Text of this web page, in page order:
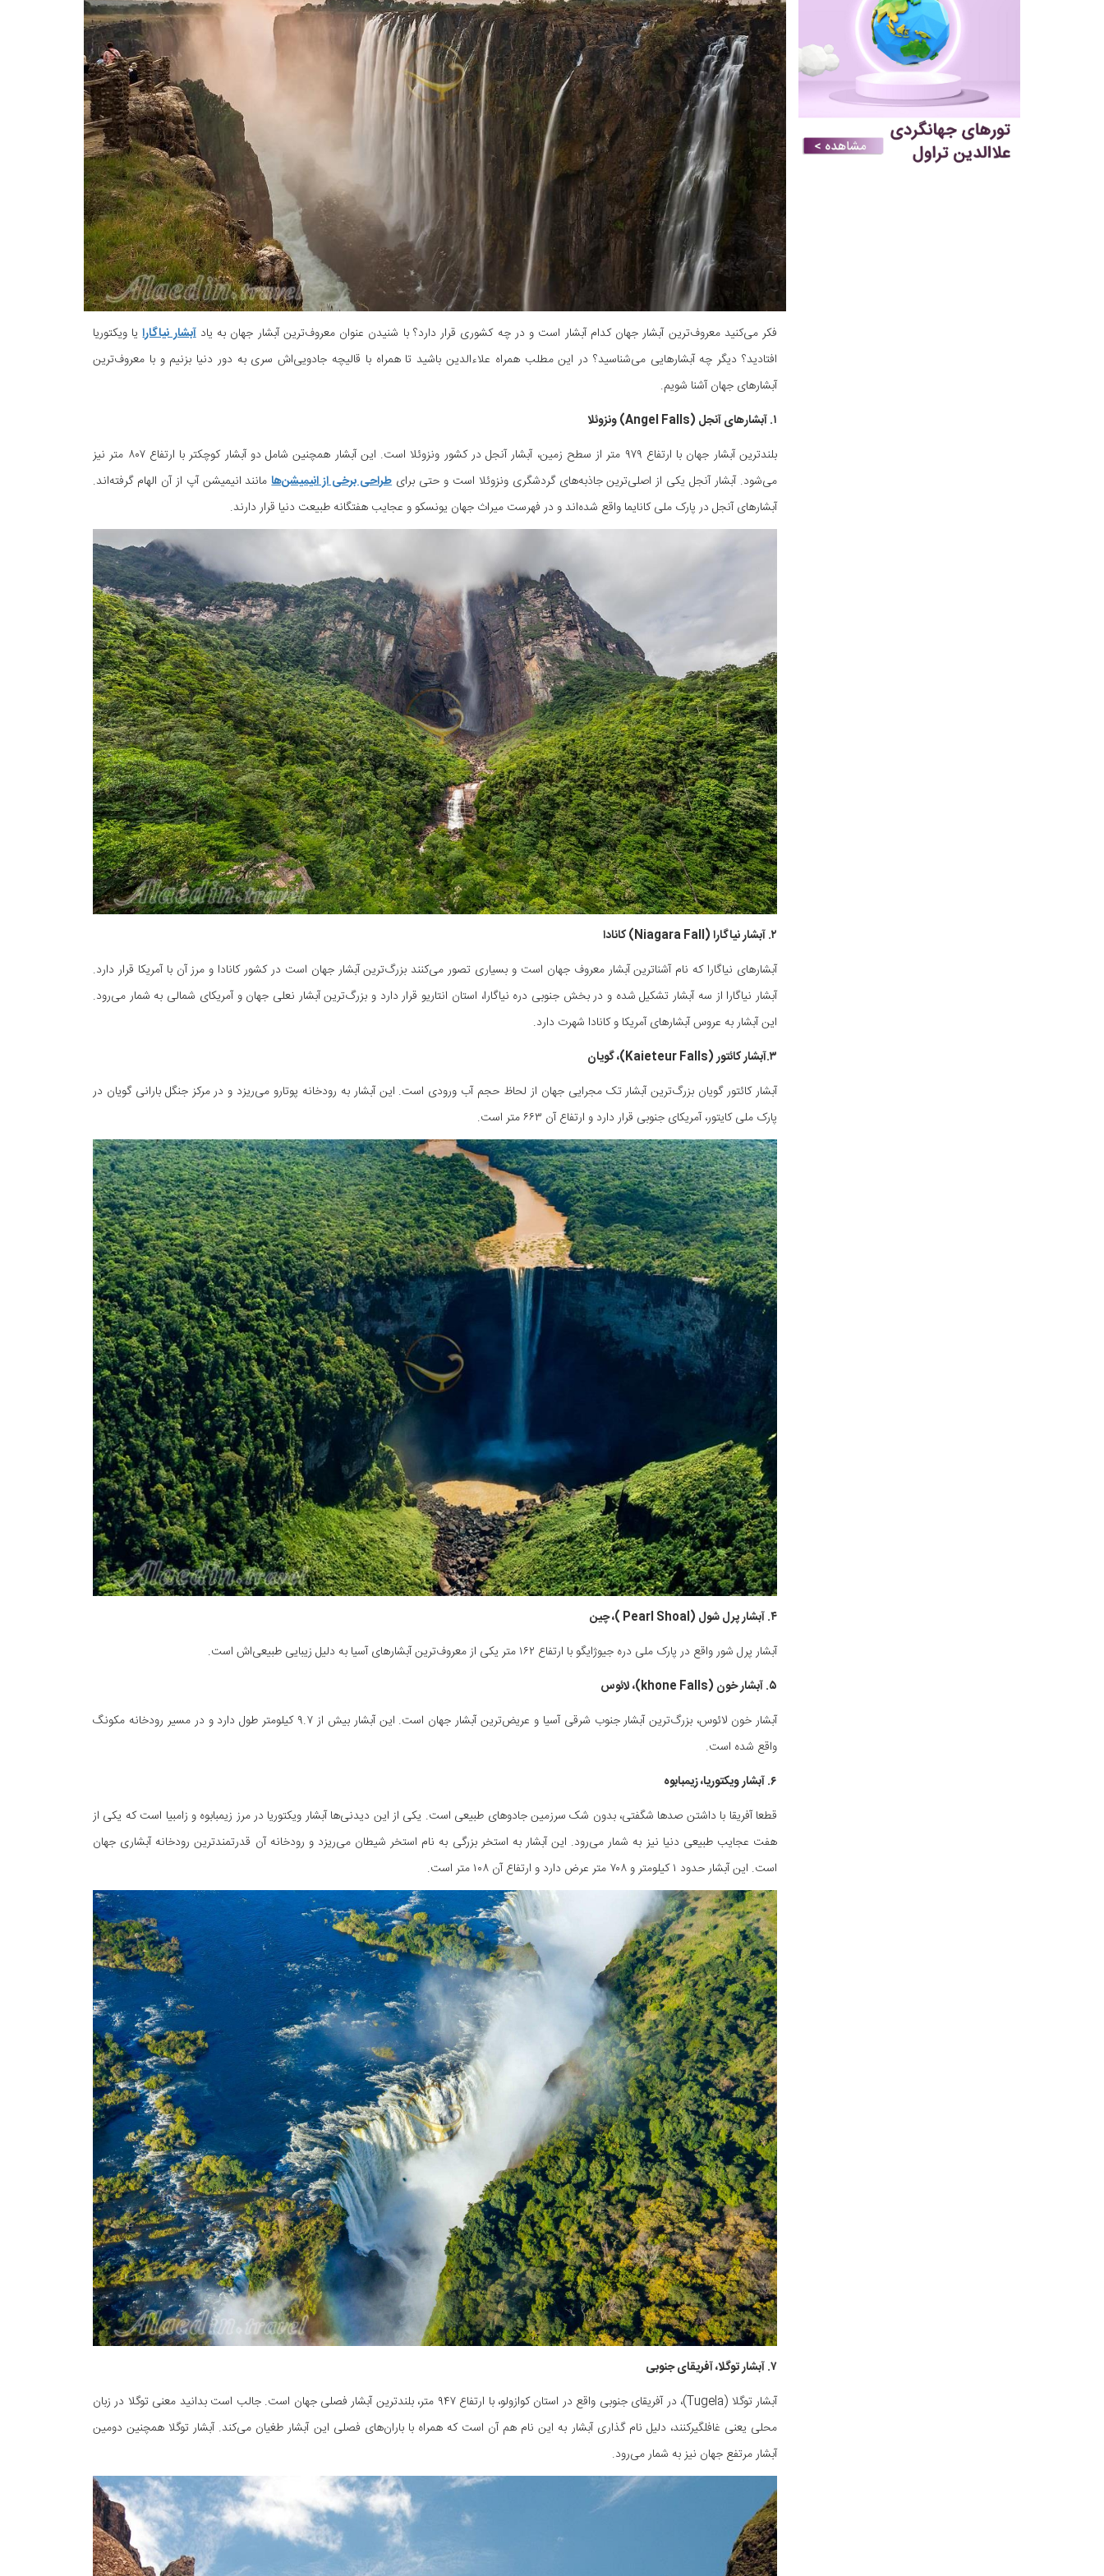
فکر می‌کنید معروف‌ترین آبشار جهان کدام آبشار است و در چه کشوری قرار دارد؟ با شنیدن عنوان معروف‌ترین آبشار جهان به یادآبشار نیاگارایا ویکتوریا
افتادید؟ دیگر چه آبشارهایی می‌شناسید؟ در این مطلب همراه علاءالدین باشید تا همراه با قالیچه جادویی‌اش سری به دور دنیا بزنیم و با معروف‌ترین
آبشارهای جهان آشنا شویم.
۱. آبشارهای آنجل (Angel Falls) ونزوئلا
بلندترین آبشار جهان با ارتفاع ۹۷۹ متر از سطح زمین، آبشار آنجل در کشور ونزوئلا است. این آبشار همچنین شامل دو آبشار کوچکتر با ارتفاع ۸۰۷ متر نیز
می‌شود. آبشار آنجل یکی از اصلی‌ترین جاذبه‌های گردشگری ونزوئلا است و حتی برایطراحی برخی از انیمیشن‌هامانند انیمیشن آپ از آن الهام گرفته‌اند.
آبشارهای آنجل در پارک ملی کانایما واقع شده‌اند و در فهرست میراث جهان یونسکو و عجایب هفتگانه طبیعت دنیا قرار دارند.
۲. آبشار نیاگارا (Niagara Fall) کانادا
آبشارهای نیاگارا که نام آشناترین آبشار معروف جهان است و بسیاری تصور می‌کنند بزرگ‌ترین آبشار جهان است در کشور کانادا و مرز آن با آمریکا قرار دارد.
آبشار نیاگارا از سه آبشار تشکیل شده و در بخش جنوبی دره نیاگارا، استان انتاریو قرار دارد و بزرگ‌ترین آبشار نعلی جهان و آمریکای شمالی به شمار می‌رود.
این آبشار به عروس آبشارهای آمریکا و کانادا شهرت دارد.
۳.آبشار کائتور (Kaieteur Falls)، گویان
آبشار کائتور گویان بزرگ‌ترین آبشار تک مجرایی جهان از لحاظ حجم آب ورودی است. این آبشار به رودخانه پوتارو می‌ریزد و در مرکز جنگل بارانی گویان در
پارک ملی کایتور، آمریکای جنوبی قرار دارد و ارتفاع آن ۶۶۳ متر است.
۴. آبشار پرل شول (Pearl Shoal )، چین
آبشار پرل شور واقع در پارک ملی دره جیوژایگو با ارتفاع ۱۶۲ متر یکی از معروف‌ترین آبشارهای آسیا به دلیل زیبایی طبیعی‌اش است.
۵. آبشار خون (khone Falls)، لائوس
آبشار خون لائوس، بزرگ‌ترین آبشار جنوب شرقی آسیا و عریض‌ترین آبشار جهان است. این آبشار بیش از ۹.۷ کیلومتر طول دارد و در مسیر رودخانه مکونگ
واقع شده است.
۶. آبشار ویکتوریا، زیمبابوه
قطعا آفریقا با داشتن صدها شگفتی، بدون شک سرزمین جادوهای طبیعی است. یکی از این دیدنی‌ها آبشار ویکتوریا در مرز زیمبابوه و زامبیا است که یکی از
هفت عجایب طبیعی دنیا نیز به شمار می‌رود. این آبشار به استخر بزرگی به نام استخر شیطان می‌ریزد و رودخانه آن قدرتمندترین رودخانه آبشاری جهان
است. این آبشار حدود ۱ کیلومتر و ۷۰۸ متر عرض دارد و ارتفاع آن ۱۰۸ متر است.
۷. آبشار توگلا، آفریقای جنوبی
آبشار توگلا (Tugela)، در آفریقای جنوبی واقع در استان کوازولو، با ارتفاع ۹۴۷ متر، بلندترین آبشار فصلی جهان است. جالب است بدانید معنی توگلا در زبان
محلی یعنی غافلگیرکنند، دلیل نام گذاری آبشار به این نام هم آن است که همراه با باران‌های فصلی این آبشار طغیان می‌کند. آبشار توگلا همچنین دومین
آبشار مرتفع جهان نیز به شمار می‌رود.